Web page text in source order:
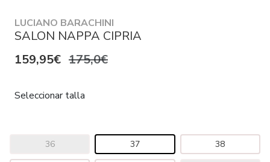
LUCIANO BARACHINI
SALON NAPPA CIPRIA
159,95€ 175,0€
Seleccionar talla
36 37 38